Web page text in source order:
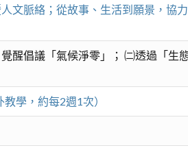
文脈絡；從故事、生活到願景，協
醒倡議「氣候淨零」； ㈡透過「生
學，約每2週1次）